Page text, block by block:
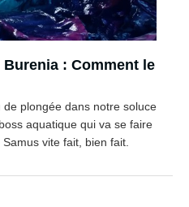
: Comment le
plongée dans notre soluce
aquatique qui va se faire
vite fait, bien fait.